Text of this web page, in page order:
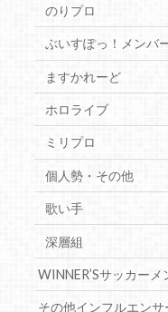
生？
査
カテゴリー
48-フォーエイトメンバ
FASHION系インフル
v-tuber
774inc.
Neo-Porte